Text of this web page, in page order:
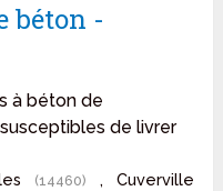
béton -
à béton de
de livrer
(14460) , Cuverville